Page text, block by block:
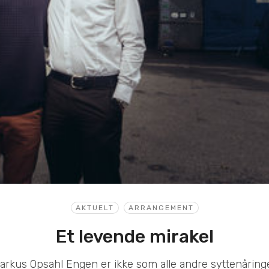
AKTUELT ARRANGEMENT
Et levende mirakel
Opsahl Engen er ikke som alle andre